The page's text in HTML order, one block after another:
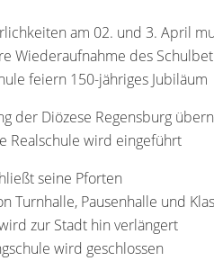
am 02. und 3. April
Wiederaufnahme des
feiern 150-jähriges Jubiläum
der Diözese Regensburg
Realschule wird eingeführt
seine Pforten
Turnhalle, Pausenhalle und
zur Stadt hin verlängert
wird geschlossen